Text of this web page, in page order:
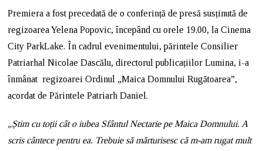
Premiera a fost precedată de o conferință de presă susținută de
regizoarea Yelena Popovic, începând cu orele 19.00, la Cinema
City ParkLake. În cadrul evenimentului, părintele Consilier
Patriarhal Nicolae Dascălu, directorul publicațiilor Lumina, i-a
înmânat regizoarei Ordinul „Maica Domnului Rugătoarea”,
acordat de Părintele Patriarh Daniel.
„Știm cu toții cât o iubea Sfântul Nectarie pe Maica Domnului. A
scris cântece pentru ea. Trebuie să mărturisesc că m-am rugat mult